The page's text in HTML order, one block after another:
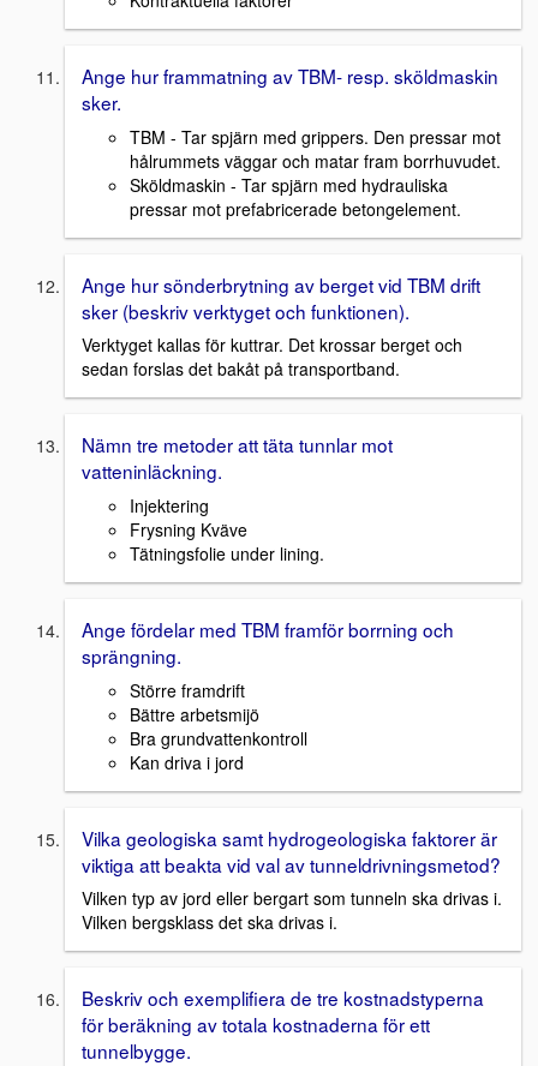
Ange hur frammatning av TBM- resp. sköldmaskin
sker.
TBM - Tar spjärn med grippers. Den pressar mot
hålrummets väggar och matar fram borrhuvudet.
Sköldmaskin - Tar spjärn med hydrauliska
pressar mot prefabricerade betongelement.
Ange hur sönderbrytning av berget vid TBM drift
sker (beskriv verktyget och funktionen).
Verktyget kallas för kuttrar. Det krossar berget och
sedan forslas det bakåt på transportband.
Nämn tre metoder att täta tunnlar mot
vatteninläckning.
Injektering
Frysning Kväve
Tätningsfolie under lining.
Ange fördelar med TBM framför borrning och
sprängning.
Större framdrift
Bättre arbetsmijö
Bra grundvattenkontroll
Kan driva i jord
Vilka geologiska samt hydrogeologiska faktorer är
viktiga att beakta vid val av tunneldrivningsmetod?
Vilken typ av jord eller bergart som tunneln ska drivas i.
Vilken bergsklass det ska drivas i.
Beskriv och exemplifiera de tre kostnadstyperna
för beräkning av totala kostnaderna för ett
tunnelbygge.